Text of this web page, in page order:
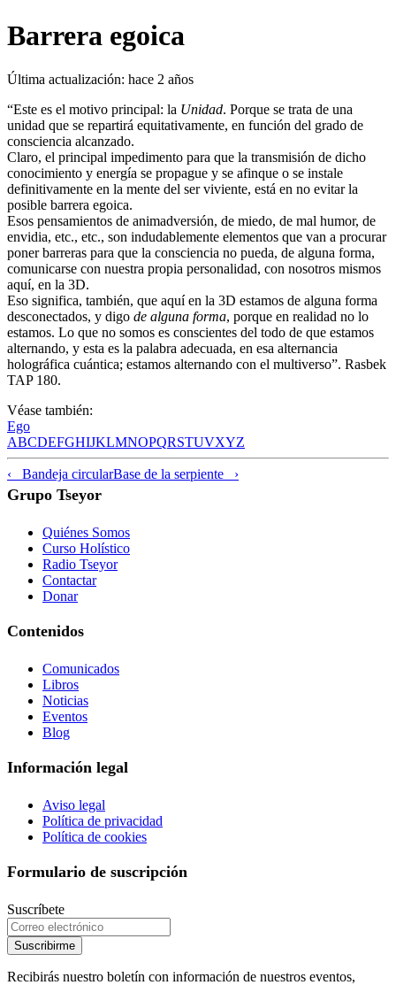
Barrera egoica
Última actualización: hace 2 años
“Este es el motivo principal: la Unidad. Porque se trata de una
unidad que se repartirá equitativamente, en función del grado de
consciencia alcanzado.
Claro, el principal impedimento para que la transmisión de dicho
conocimiento y energía se propague y se afinque o se instale
definitivamente en la mente del ser viviente, está en no evitar la
posible barrera egoica.
Esos pensamientos de animadversión, de miedo, de mal humor, de
envidia, etc., etc., son indudablemente elementos que van a procurar
poner barreras para que la consciencia no pueda, de alguna forma,
comunicarse con nuestra propia personalidad, con nosotros mismos
aquí, en la 3D.
Eso significa, también, que aquí en la 3D estamos de alguna forma
desconectados, y digo de alguna forma, porque en realidad no lo
estamos. Lo que no somos es conscientes del todo de que estamos
alternando, y esta es la palabra adecuada, en esa alternancia
holográfica cuántica; estamos alternando con el multiverso”. Rasbek
TAP 180.
Véase también:
Ego
ABCDEFGHIJKLMNOPQRSTUVXYZ
‹ Bandeja circularBase de la serpiente ›
Grupo Tseyor
Quiénes Somos
Curso Holístico
Radio Tseyor
Contactar
Donar
Contenidos
Comunicados
Libros
Noticias
Eventos
Blog
Información legal
Aviso legal
Política de privacidad
Política de cookies
Formulario de suscripción
Suscríbete
Suscribirme
Recibirás nuestro boletín con información de nuestros eventos,